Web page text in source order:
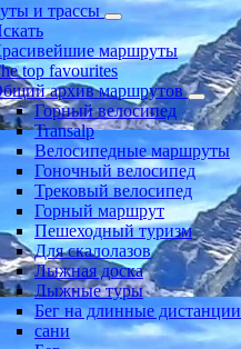
и трассы
маршруты
top favourites
архив маршрутов
Горный велосипед
Transalp
Велосипедные маршруты
Гоночный велосипед
Трековый велосипед
Горный маршрут
Пешеходный туризм
Для скалолазов
Лыжная доска
Лыжные туры
Бег на длинные дистанции
сани